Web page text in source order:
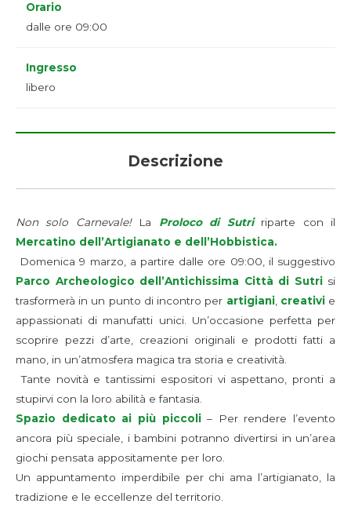
Orario
dalle ore 09:00
Ingresso
libero
Descrizione
Non solo Carnevale!La Proloco di Sutri
riparte con il
Mercatino dell’Artigianato e dell’Hobbistica.
Domenica 9 marzo, a partire dalle ore 09:00, il suggestivo
Parco Archeologico dell’Antichissima Città di Sutrisi
trasformerà in un punto di incontro per artigiani, creativie
appassionati di manufatti unici. Un’occasione perfetta per
scoprire pezzi d’arte, creazioni originali e prodotti fatti a
mano, in un’atmosfera magica tra storia e creatività.
Tante novità e tantissimi espositori vi aspettano, pronti a
stupirvi con la loro abilità e fantasia.
Spazio dedicato ai più piccoli– Per rendere l’evento
ancora più speciale, i bambini potranno divertirsi in un’area
giochi pensata appositamente per loro.
Un appuntamento imperdibile per chi ama l’artigianato, la
tradizione e le eccellenze del territorio.